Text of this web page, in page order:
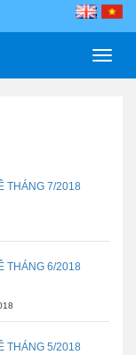
Toggle
THÁNG 7/2018
THÁNG 6/2018
THÁNG 5/2018